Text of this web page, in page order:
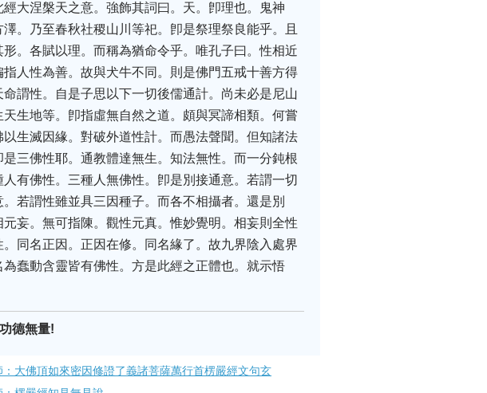
大涅槃天之意。強飾其詞曰。天。卽理也。鬼神
。乃至春秋社稷山川等祀。卽是祭理祭良能乎。且
。各賦以理。而稱為猶命令乎。唯孔子曰。性相近
人性為善。故與犬牛不同。則是佛門五戒十善方得
謂性。自是子思以下一切後儒通計。尚未必是尼山
生地等。卽指虛無自然之道。頗與冥諦相類。何嘗
生滅因緣。對破外道性計。而愚法聲聞。但知諸法
三佛性耶。通教體達無生。知法無性。而一分鈍根
有佛性。三種人無佛性。卽是別接通意。若謂一切
若謂性雖並具三因種子。而各不相攝者。還是別
妄。無可指陳。觀性元真。惟妙覺明。相妄則全性
同名正因。正因在修。同名緣了。故九界陰入處界
蠢動含靈皆有佛性。方是此經之正體也。就示悟
德無量!
：大佛頂如來密因修證了義諸菩薩萬行首楞嚴經文句玄